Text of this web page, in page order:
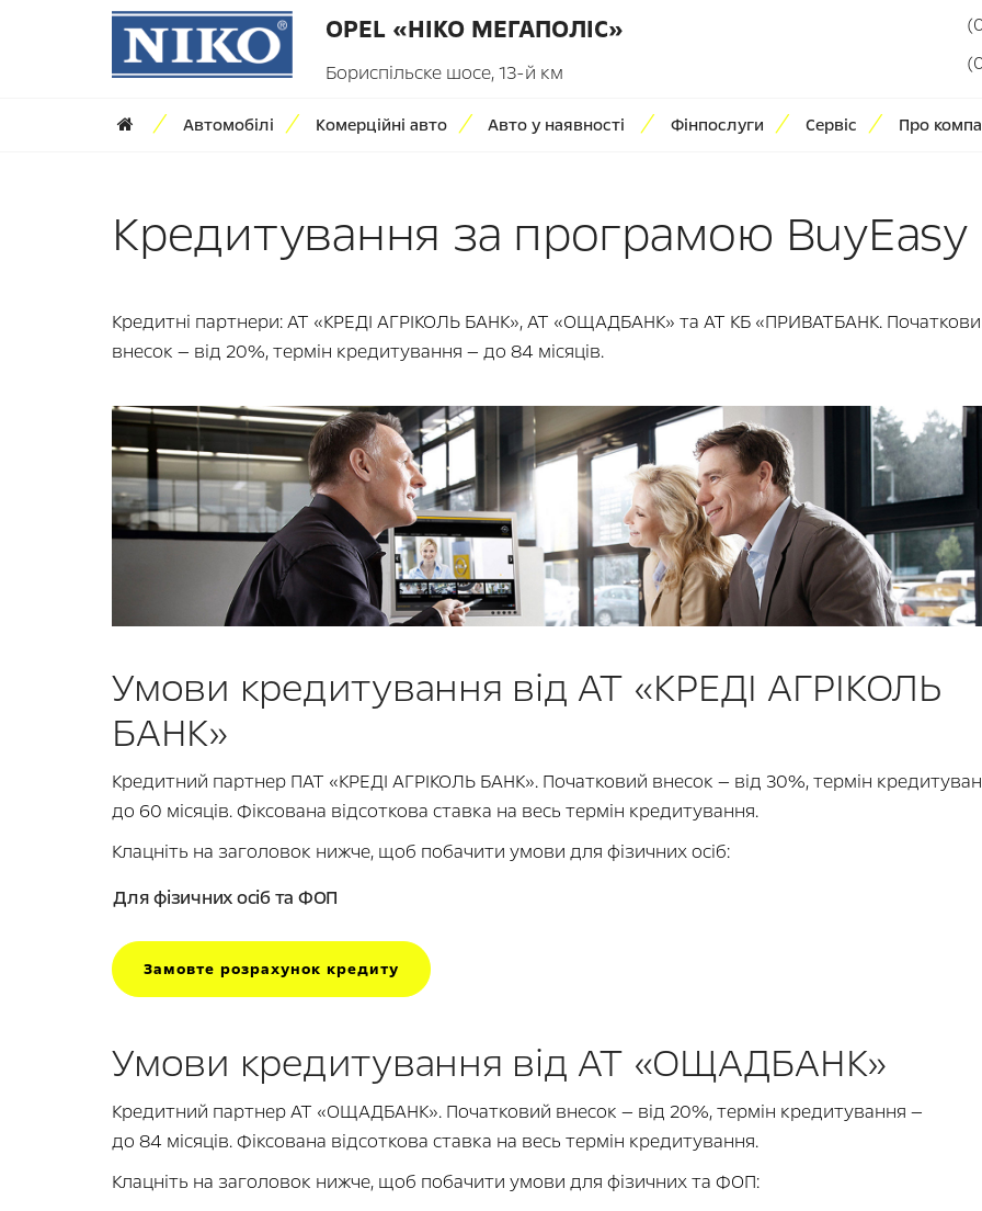
OPEL «НІКО МЕГАПОЛІС»
Бориспільске шосе, 13-й км
Автомобілі Комерційні авто Авто у наявності Фінпослуги Сервіс Про
Кредитування за програмою BuyEasy
Кредитні партнери: АТ «КРЕДІ АГРІКОЛЬ БАНК», АТ «ОЩАДБАНК» та АТ КБ «ПРИВАТБАНК.
внесок — від 20%, термін кредитування — до 84 місяців.
Умови кредитування від АТ «КРЕДІ АГРІКОЛЬ
БАНК»
Кредитний партнер ПАТ «КРЕДІ АГРІКОЛЬ БАНК». Початковий внесок — від 30%, термін
до 60 місяців. Фіксована відсоткова ставка на весь термін кредитування.
Клацніть на заголовок нижче, щоб побачити умови для фізичних осіб:
Для фізичних осіб та ФОП
Замовте розрахунок кредиту
Умови кредитування від АТ «ОЩАДБАНК»
Кредитний партнер АТ «ОЩАДБАНК». Початковий внесок — від 20%, термін кредитування —
до 84 місяців. Фіксована відсоткова ставка на весь термін кредитування.
Клацніть на заголовок нижче, щоб побачити умови для фізичних та ФОП: